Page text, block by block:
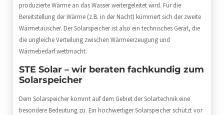
produzierte Wärme an das Wasser weitergeleitet wird. Für die
Bereitstellung der Wärme (z.B. in der Nacht) kümmert sich der zweite
Wärmetauscher. Der Solarspeicher ist also ein technisches Gerät, die
die ungleiche Verteilung zwischen Wärmeerzeugung und
Wärmebedarf wettmacht.
STE Solar – wir beraten fachkundig zum
Solarspeicher
Dem Solarspeicher kommt auf dem Gebiet der Solartechnik eine
besondere Bedeutung zu. Ein hochwertiger Solarspeicher schützt vor